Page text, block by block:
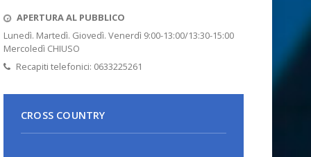
APERTURA AL PUBBLICO
Lunedì. Martedì. Giovedì. Venerdì 9:00-13:00/13:30-15:00
Mercoledì CHIUSO
Recapiti telefonici: 0633225261
CROSS COUNTRY